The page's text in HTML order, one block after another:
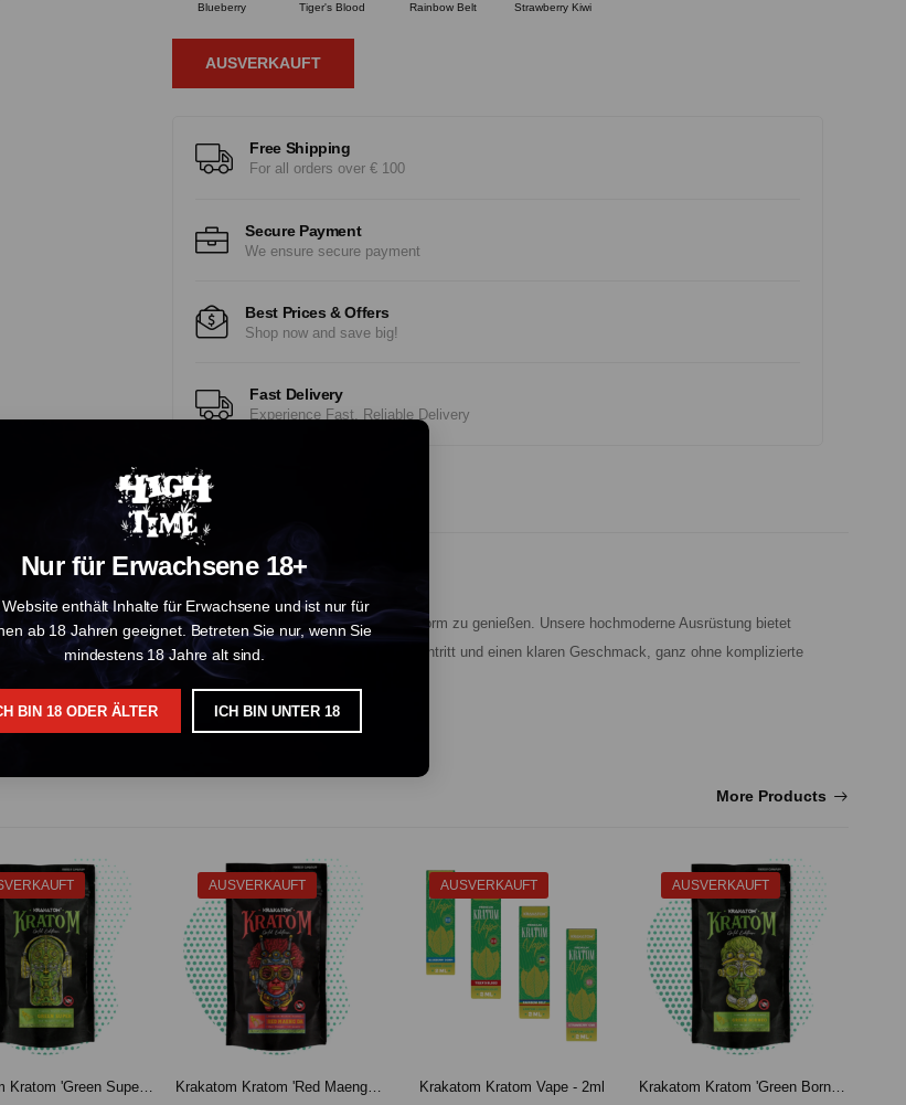
Nur für Erwachsene 18+
Website enthält Inhalte für Erwachsene und ist nur für
ab 18 Jahren geeignet. Betreten Sie nur, wenn Sie
mindestens 18 Jahre alt sind.
BIN 18 ODER ÄLTER ICH BIN UNTER 18
Blueberry Tiger's Blood Rainbow Belt Strawberry Kiwi
AUSVERKAUFT
Free Shipping
For all orders over € 100
Secure Payment
We ensure secure payment
Best Prices & Offers
Shop now and save big!
Fast Delivery
Experience Fast, Reliable Delivery
alle Vorteile von Kratom in einer modernen und praktischen Form zu genießen. Unsere hochmoderne Ausrüstung bietet
Vape von Canapuff erleben Sie einen schnellen Wirkungseintritt und einen klaren Geschmack, ganz ohne komplizierte
mit Canapuff Kratom Vape!
More Products
AUSVERKAUFT AUSVERKAUFT
Krakatom Kratom Vape - 2ml
AUSVERKAUFT